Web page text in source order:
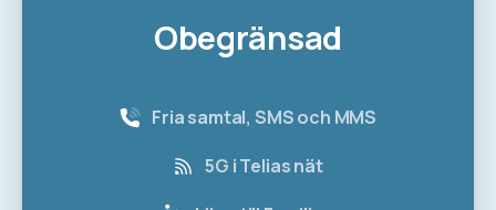
Obegränsad
Fria samtal, SMS och MMS
5G i Telias nät